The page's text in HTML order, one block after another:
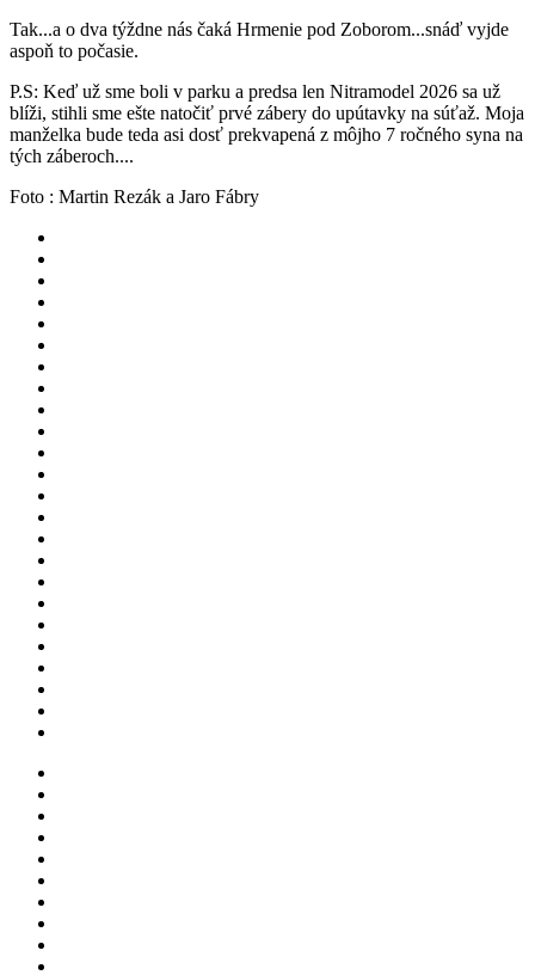
Tak...a o dva týždne nás čaká Hrmenie pod Zoborom...snáď vyjde
aspoň to počasie.
P.S: Keď už sme boli v parku a predsa len Nitramodel 2026 sa už
blíži, stihli sme ešte natočiť prvé zábery do upútavky na súťaž. Moja
manželka bude teda asi dosť prekvapená z môjho 7 ročného syna na
tých záberoch....
Foto : Martin Rezák a Jaro Fábry